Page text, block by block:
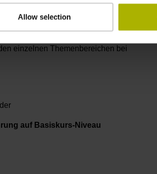
Allow selection
einzelnen Themenbereichen bei
auf Basiskurs-Niveau